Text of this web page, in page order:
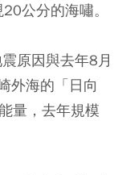
公分的海嘯。
原因與去年8月
外海的「日向
量，去年規模